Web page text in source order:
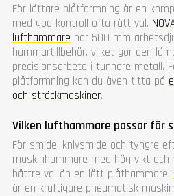
För lättare plåtformning är en
med god kontroll ofta rätt val.
lufthammare har 500 mm
hammartillbehör, vilket gör den
precisionsarbete i tunnare metall.
plåtformning kan du även titta på
och sträckmaskiner.
Vilken lufthammare passar för
För smide, knivsmide och tyngre
maskinhammare med hög vikt
bättre val än en lätt plåthammare.
är en kraftigare pneumatisk